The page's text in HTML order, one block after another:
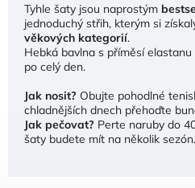
Tyhle šaty jsou naprostým
jednoduchý střih, kterým si
věkových kategorií.
Hebká bavlna s příměsí elastanu
po celý den.
Jak nosit? Obujte pohodlné
chladnějších dnech přehoďte
Jak pečovat? Perte naruby do
šaty budete mít na několik sezón.